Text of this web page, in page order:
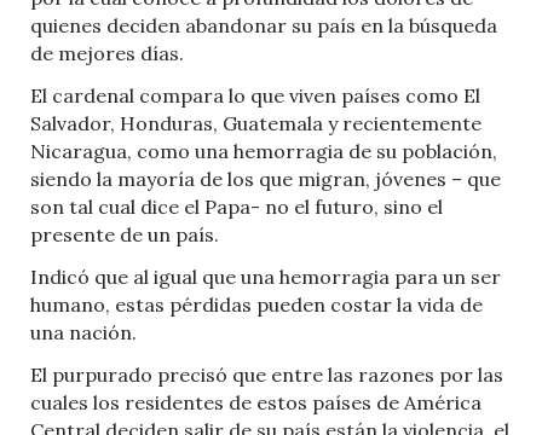
quienes deciden abandonar su país en la búsqueda
de mejores días.
El cardenal compara lo que viven países como El
Salvador, Honduras, Guatemala y recientemente
Nicaragua, como una hemorragia de su población,
siendo la mayoría de los que migran, jóvenes – que
son tal cual dice el Papa- no el futuro, sino el
presente de un país.
Indicó que al igual que una hemorragia para un ser
humano, estas pérdidas pueden costar la vida de
una nación.
El purpurado precisó que entre las razones por las
cuales los residentes de estos países de América
Central deciden salir de su país están la violencia, el